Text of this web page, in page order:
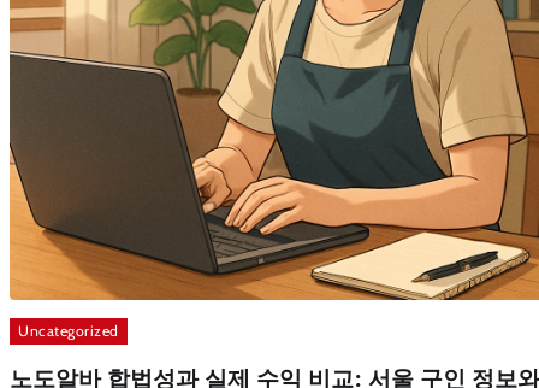
Uncategorized
노도알바 합법성과 실제 수익 비교: 서울 구인 정보와